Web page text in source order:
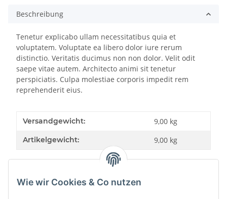
Beschreibung
Tenetur explicabo ullam necessitatibus quia et
voluptatem. Voluptate ea libero dolor iure rerum
distinctio. Veritatis ducimus non non dolor. Velit odit
saepe vitae autem. Architecto animi sit tenetur
perspiciatis. Culpa molestiae corporis impedit rem
reprehenderit eius.
Versandgewicht: 9,00 kg
Artikelgewicht: 9,00 kg
Wie wir Cookies & Co nutzen